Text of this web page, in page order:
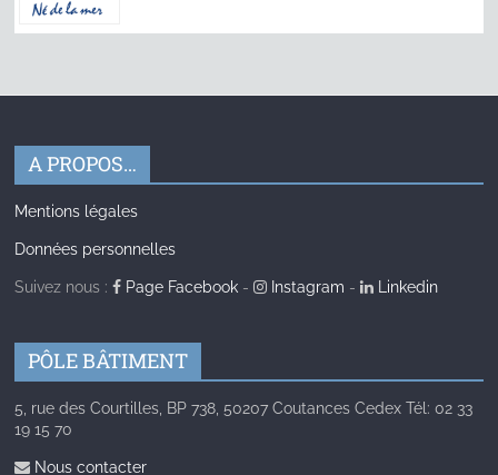
A PROPOS…
Mentions légales
Données personnelles
Suivez nous : Page Facebook - Instagram - Linkedin
PÔLE BÂTIMENT
5, rue des Courtilles, BP 738, 50207 Coutances Cedex Tél: 02 33
19 15 70
Nous contacter